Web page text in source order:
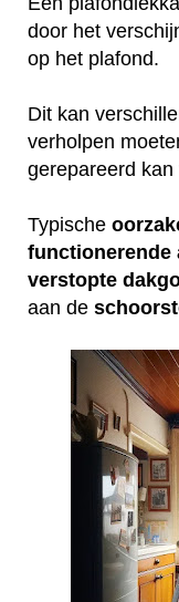
door het
op het plafond.
Dit kan
verholpen
gerepareerd kan
Typische
functionerende
verstopte
aan de